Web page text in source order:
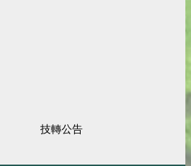
技轉公告